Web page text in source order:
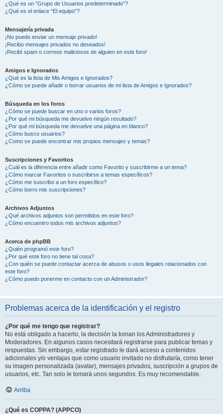
¿Qué es un “Grupo de Usuarios predeterminado”?
¿Qué es el enlace “El equipo”?
Mensajería privada
¡No puedo enviar un mensaje privado!
¡Recibo mensajes privados no deseados!
¡Recibí spam o correos maliciosos de alguien en este foro!
Amigos e Ignorados
¿Qué es la lista de Mis Amigos e Ignorados?
¿Cómo se puede añadir o borrar usuarios de mi lista de Amigos e Ignorados?
Búsqueda en los foros
¿Cómo se puede buscar en uno o varios foros?
¿Por qué mi búsqueda me devuelve ningún resultado?
¿Por qué mi búsqueda me devuelve una página en blanco?
¿Cómo busco usuarios?
¿Como se puede encontrar mis propios mensajes y temas?
Suscripciones y Favoritos
¿Cuál es la diferencia entre añadir como Favorito y suscribirme a un tema?
¿Cómo marcar Favoritos o suscribirse a temas específicos?
¿Cómo me suscribo a un foro específico?
¿Cómo borro mis suscripciones?
Archivos Adjuntos
¿Qué archivos adjuntos son permitidos en este foro?
¿Cómo encuentro todos mis archivos adjuntos?
Acerca de phpBB
¿Quién programó este foro?
¿Por qué este foro no tiene tal cosa?
¿Con quién se puede contactar acerca de abusos o usos ilegales relacionados con
este foro?
¿Cómo puedo ponerme en contacto con un Administrador?
Problemas acerca de la identificación y el registro
¿Por qué me tengo que registrar?
No está obligado a hacerlo, la decisión la toman los Administradores y
Moderadores. En algunos casos necesitará registrarse para publicar temas y
respuestas. Sin embargo, estar registrado le dará acceso a contenidos
adicionales y/o ventajas que como usuario invitado no disfrutaría, como tener
su imagen personalizada (avatar), mensajes privados, suscripción a grupos de
usuarios, etc. Tan solo le tomará unos segundos. Es muy recomendable.
Arriba
¿Qué es COPPA? (APPCO)